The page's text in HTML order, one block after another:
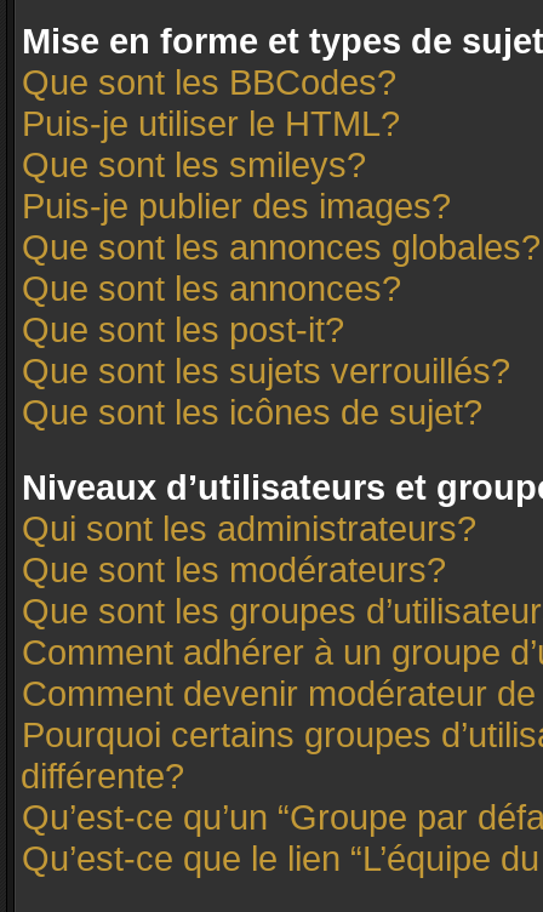
Mise en forme et types de sujet
Que sont les BBCodes?
Puis-je utiliser le HTML?
Que sont les smileys?
Puis-je publier des images?
Que sont les annonces globales?
Que sont les annonces?
Que sont les post-it?
Que sont les sujets verrouillés?
Que sont les icônes de sujet?
Niveaux d’utilisateurs et
Qui sont les administrateurs?
Que sont les modérateurs?
Que sont les groupes
Comment adhérer à un groupe
Comment devenir modérateur
Pourquoi certains groupes
différente?
Qu’est-ce qu’un “Groupe par
Qu’est-ce que le lien “L’équipe